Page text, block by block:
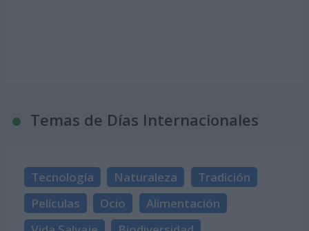
Temas de Días Internacionales
Tecnología Naturaleza
Tradición
Películas
Ocio
Alimentación